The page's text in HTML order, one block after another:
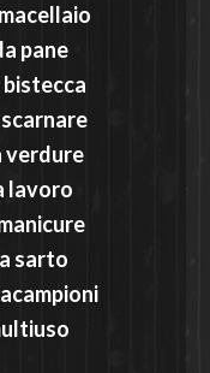
pane
verdure
lavoro
sarto